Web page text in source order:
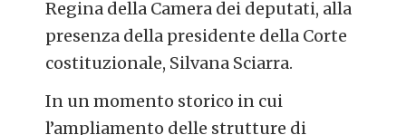
Regina della Camera dei deputati, alla
presenza della presidente della Corte
costituzionale, Silvana Sciarra.
In un momento storico in cui
l’ampliamento delle strutture di